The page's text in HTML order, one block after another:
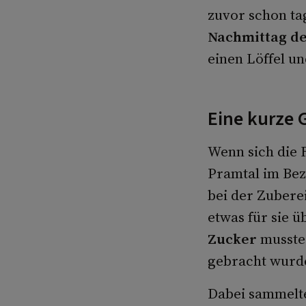
zuvor schon
Nachmittag
einen Löffel
Eine kurze
Wenn sich die
Pramtal im
bei der
etwas für sie
Zucker
gebracht
Dabei